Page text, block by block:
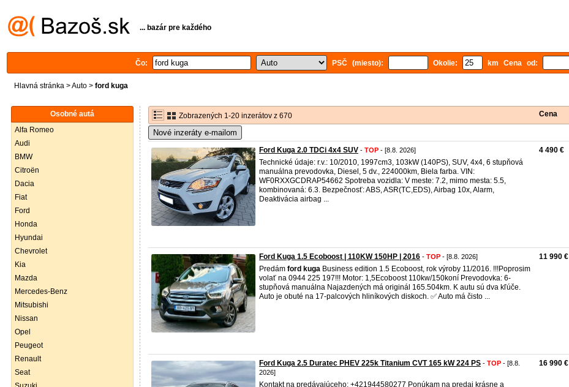
... bazár pre každého
Čo: PSČ (miesto): Okolie: km Cena od:
Hlavná stránka >Auto > ford kuga
Osobné autá
Alfa Romeo
Audi
BMW
Citroën
Dacia
Fiat
Ford
Honda
Hyundai
Chevrolet
Kia
Mazda
Mercedes-Benz
Mitsubishi
Nissan
Opel
Peugeot
Renault
Seat
Zobrazených 1-20 inzerátov z 670 Cena
Nové inzeráty e-mailom
Ford Kuga 2.0 TDCi 4x4 SUV - TOP - [8.8. 2026]
Technické údaje: r.v.: 10/2010, 1997cm3, 103kW (140PS), SUV, 4x4, 6 stupňová
manuálna prevodovka, Diesel, 5 dv., 224000km, Biela farba. VIN:
WF0RXXGCDRAP54662 Spotreba vozidla: V meste: 7.2, mimo mesta: 5.5,
kombinovaná: 6.3. Bezpečnosť: ABS, ASR(TC,EDS), Airbag 10x, Alarm,
Deaktivácia airbag ...
4 490 €
Ford Kuga 1.5 Ecoboost | 110KW 150HP | 2016 - TOP - [8.8. 2026]
Predám ford kuga Business edition 1.5 Ecoboost, rok výroby 11/2016. !!!Poprosim
volať na 0944 225 197!!! Motor: 1,5Ecoboost 110kw/150koní Prevodovka: 6-
stupňová manuálna Najazdených má originál 165.504km. K autu sú dva kľúče.
Auto je obuté na 17-palcových hliníkových diskoch. ✅ Auto má čisto ...
11 990 €
Ford Kuga 2.5 Duratec PHEV 225k Titanium CVT 165 kW 224 PS - TOP - [8.8.
2026]
Kontakt na predávajúceho: +421944580277 Ponúkam na predaj krásne a
16 990 €